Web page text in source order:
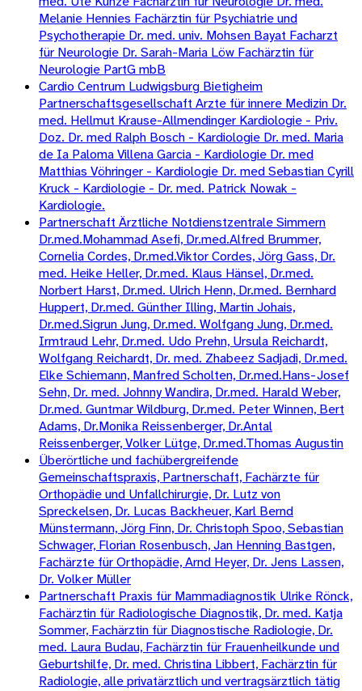
Melanie Hennies Fachärztin für Psychiatrie und
Psychotherapie Dr. med. univ. Mohsen Bayat Facharzt
für Neurologie Dr. Sarah-Maria Löw Fachärztin für
Neurologie PartG mbB
Cardio Centrum Ludwigsburg Bietigheim
Partnerschaftsgesellschaft Arzte für innere Medizin Dr.
med. Hellmut Krause-Allmendinger Kardiologie - Priv.
Doz. Dr. med Ralph Bosch - Kardiologie Dr. med. Maria
de Ia Paloma Villena Garcia - Kardiologie Dr. med
Matthias Vöhringer - Kardiologie Dr. med Sebastian Cyrill
Kruck - Kardiologie - Dr. med. Patrick Nowak -
Kardiologie.
Partnerschaft Ärztliche Notdienstzentrale Simmern
Dr.med.Mohammad Asefi, Dr.med.Alfred Brummer,
Cornelia Cordes, Dr.med.Viktor Cordes, Jörg Gass, Dr.
med. Heike Heller, Dr.med. Klaus Hänsel, Dr.med.
Norbert Harst, Dr.med. Ulrich Henn, Dr.med. Bernhard
Huppert, Dr.med. Günther Illing, Martin Johais,
Dr.med.Sigrun Jung, Dr.med. Wolfgang Jung, Dr.med.
Irmtraud Lehr, Dr.med. Udo Prehn, Ursula Reichardt,
Wolfgang Reichardt, Dr. med. Zhabeez Sadjadi, Dr.med.
Elke Schiemann, Manfred Scholten, Dr.med.Hans-Josef
Sehn, Dr. med. Johnny Wandira, Dr.med. Harald Weber,
Dr.med. Guntmar Wildburg, Dr.med. Peter Winnen, Bert
Adams, Dr.Monika Reissenberger, Dr.Antal
Reissenberger, Volker Lütge, Dr.med.Thomas Augustin
Überörtliche und fachübergreifende
Gemeinschaftspraxis, Partnerschaft, Fachärzte für
Orthopädie und Unfallchirurgie, Dr. Lutz von
Spreckelsen, Dr. Lucas Backheuer, Karl Bernd
Münstermann, Jörg Finn, Dr. Christoph Spoo, Sebastian
Schwager, Florian Rosenbusch, Jan Henning Bastgen,
Fachärzte für Orthopädie, Arnd Heyer, Dr. Jens Lassen,
Dr. Volker Müller
Partnerschaft Praxis für Mammadiagnostik Ulrike Rönck,
Fachärztin für Radiologische Diagnostik, Dr. med. Katja
Sommer, Fachärztin für Diagnostische Radiologie, Dr.
med. Laura Budau, Fachärztin für Frauenheilkunde und
Geburtshilfe, Dr. med. Christina Libbert, Fachärztin für
Radiologie, alle privatärztlich und vertragsärztlich tätig